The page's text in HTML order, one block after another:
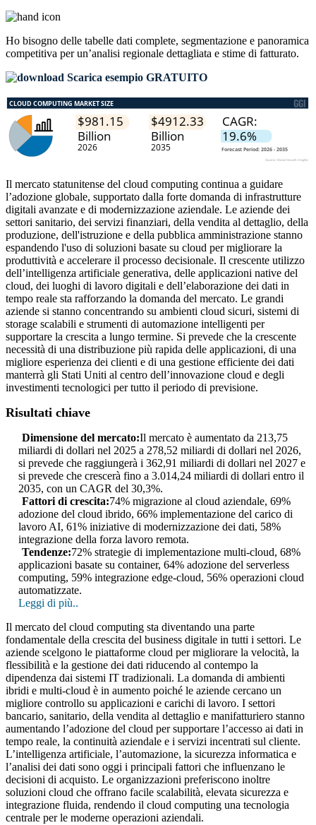
Ho bisogno delle tabelle dati complete, segmentazione e panoramica
competitiva per un’analisi regionale dettagliata e stime di fatturato.
Scarica esempio GRATUITO
Il mercato statunitense del cloud computing continua a guidare
l’adozione globale, supportato dalla forte domanda di infrastrutture
digitali avanzate e di modernizzazione aziendale. Le aziende dei
settori sanitario, dei servizi finanziari, della vendita al dettaglio, della
produzione, dell'istruzione e della pubblica amministrazione stanno
espandendo l'uso di soluzioni basate su cloud per migliorare la
produttività e accelerare il processo decisionale. Il crescente utilizzo
dell’intelligenza artificiale generativa, delle applicazioni native del
cloud, dei luoghi di lavoro digitali e dell’elaborazione dei dati in
tempo reale sta rafforzando la domanda del mercato. Le grandi
aziende si stanno concentrando su ambienti cloud sicuri, sistemi di
storage scalabili e strumenti di automazione intelligenti per
supportare la crescita a lungo termine. Si prevede che la crescente
necessità di una distribuzione più rapida delle applicazioni, di una
migliore esperienza dei clienti e di una gestione efficiente dei dati
manterrà gli Stati Uniti al centro dell’innovazione cloud e degli
investimenti tecnologici per tutto il periodo di previsione.
Risultati chiave
Dimensione del mercato:Il mercato è aumentato da 213,75
miliardi di dollari nel 2025 a 278,52 miliardi di dollari nel 2026,
si prevede che raggiungerà i 362,91 miliardi di dollari nel 2027 e
si prevede che crescerà fino a 3.014,24 miliardi di dollari entro il
2035, con un CAGR del 30,3%.
Fattori di crescita:74% migrazione al cloud aziendale, 69%
adozione del cloud ibrido, 66% implementazione del carico di
lavoro AI, 61% iniziative di modernizzazione dei dati, 58%
integrazione della forza lavoro remota.
Tendenze:72% strategie di implementazione multi-cloud, 68%
applicazioni basate su container, 64% adozione del serverless
computing, 59% integrazione edge-cloud, 56% operazioni cloud
automatizzate.
Leggi di più..
Il mercato del cloud computing sta diventando una parte
fondamentale della crescita del business digitale in tutti i settori. Le
aziende scelgono le piattaforme cloud per migliorare la velocità, la
flessibilità e la gestione dei dati riducendo al contempo la
dipendenza dai sistemi IT tradizionali. La domanda di ambienti
ibridi e multi-cloud è in aumento poiché le aziende cercano un
migliore controllo su applicazioni e carichi di lavoro. I settori
bancario, sanitario, della vendita al dettaglio e manifatturiero stanno
aumentando l’adozione del cloud per supportare l’accesso ai dati in
tempo reale, la continuità aziendale e i servizi incentrati sul cliente.
L’intelligenza artificiale, l’automazione, la sicurezza informatica e
l’analisi dei dati sono oggi i principali fattori che influenzano le
decisioni di acquisto. Le organizzazioni preferiscono inoltre
soluzioni cloud che offrano facile scalabilità, elevata sicurezza e
integrazione fluida, rendendo il cloud computing una tecnologia
centrale per le moderne operazioni aziendali.